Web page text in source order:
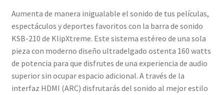
Aumenta de manera inigualable el sonido de tus películas,
espectáculos y deportes favoritos con la barra de sonido
KSB-210 de KlipXtreme. Este sistema estéreo de una sola
pieza con moderno diseño ultradelgado ostenta 160 watts
de potencia para que disfrutes de una experiencia de audio
superior sin ocupar espacio adicional. A través de la
interfaz HDMI (ARC) disfrutarás del sonido al mejor estilo